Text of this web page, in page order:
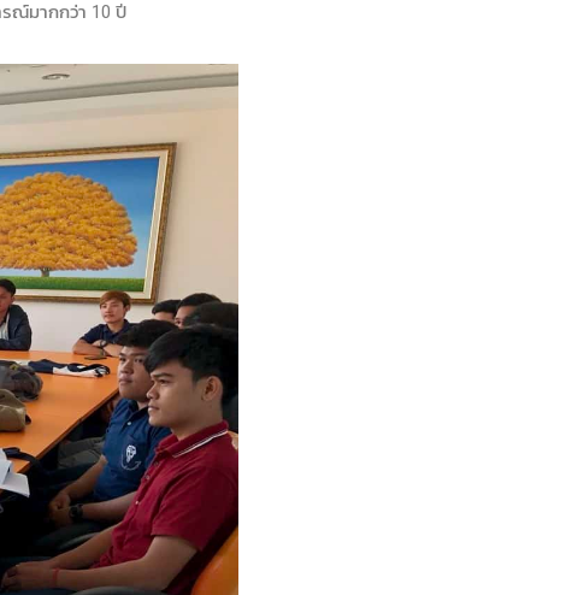
ณ์มากกว่า 10 ปี